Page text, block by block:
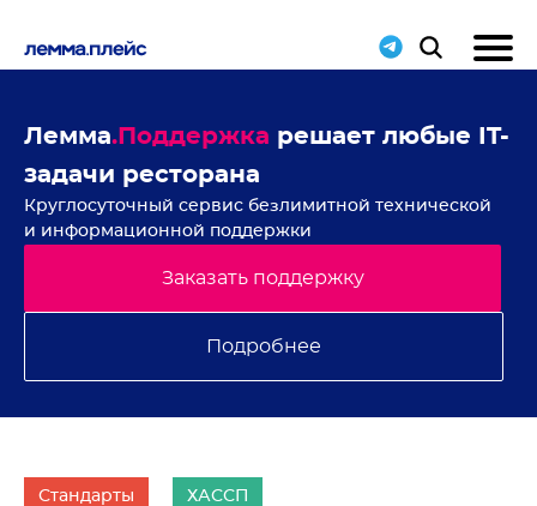
Лемма.Поддержка решает любые IT-
задачи ресторана
Круглосуточный сервис безлимитной технической
и информационной поддержки
Заказать поддержку
Подробнее
Стандарты ХАССП